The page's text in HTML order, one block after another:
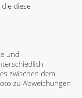
diese
und
zwischen dem
zu Abweichungen